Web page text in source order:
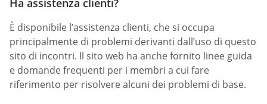
Ha assistenza clienti?
È disponibile l’assistenza clienti, che si occupa
principalmente di problemi derivanti dall’uso di questo
sito di incontri. Il sito web ha anche fornito linee guida
e domande frequenti per i membri a cui fare
riferimento per risolvere alcuni dei problemi di base.